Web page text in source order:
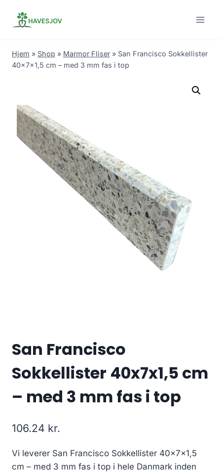
Hjem » Shop » Marmor Fliser » San Francisco Sokkellister
40x7x1,5 cm – med 3 mm fas i top
San Francisco
Sokkellister 40x7x1,5 cm
– med 3 mm fas i top
106.24 kr.
Vi leverer San Francisco Sokkellister 40x7x1,5
cm – med 3 mm fas i top i hele Danmark inden